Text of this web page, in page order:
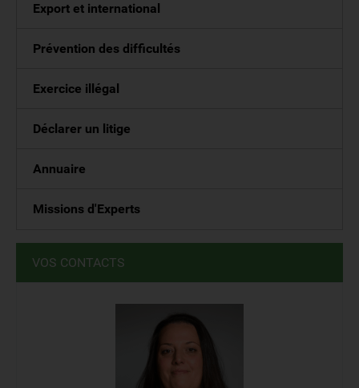
Export et international
Prévention des difficultés
Exercice illégal
Déclarer un litige
Annuaire
Missions d'Experts
VOS CONTACTS